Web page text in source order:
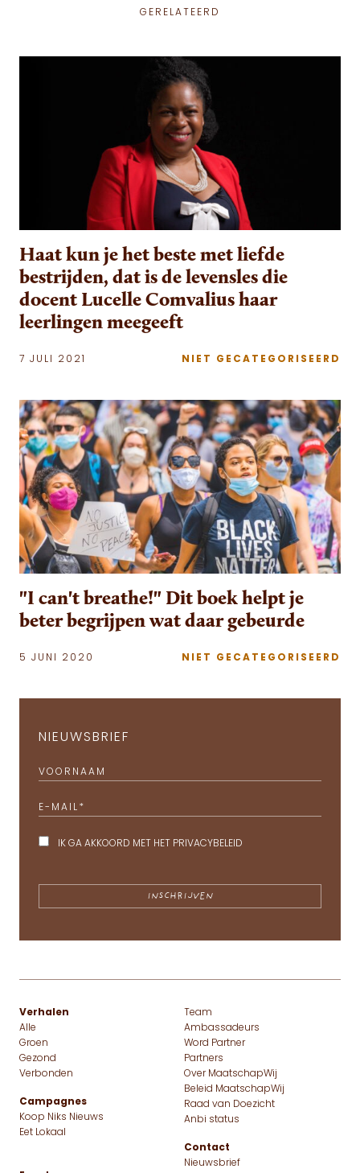
GERELATEERD
Haat kun je het beste met liefde
bestrijden, dat is de levensles die
docent Lucelle Comvalius haar
leerlingen meegeeft
7 JULI 2021 NIET GECATEGORISEERD
"I can't breathe!" Dit boek helpt je
beter begrijpen wat daar gebeurde
5 JUNI 2020 NIET GECATEGORISEERD
NIEUWSBRIEF
VOORNAAM
E-MAIL *
IK GA AKKOORD MET HET PRIVACYBELEID
Verhalen
Alle
Groen
Gezond
Verbonden
Campagnes
Koop Niks Nieuws
Eet Lokaal
Team
Ambassadeurs
Word Partner
Partners
Over MaatschapWij
Beleid MaatschapWij
Raad van Doezicht
Anbi status
Contact
Nieuwsbrief